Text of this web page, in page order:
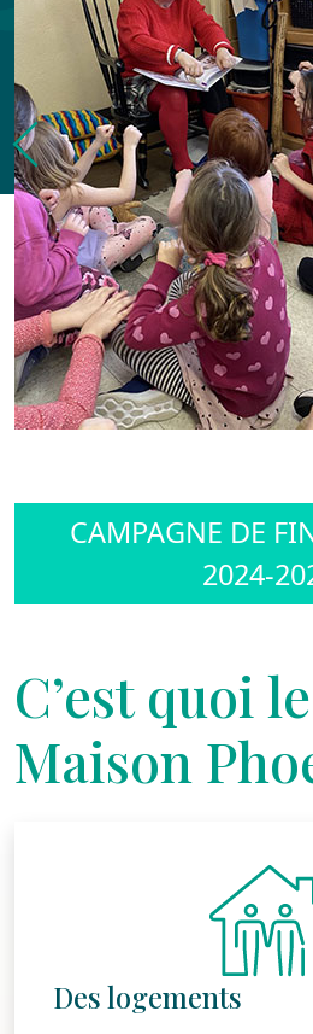
CAMPAGNE DE
2024-
C’est quoi
Maison
Des logements